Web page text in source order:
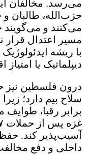
می‌رسد. مخالفان
حزب‌الله، طالبان
می‌کنند و می‌گویند
مسیر اعتدال قرار
با ریشه
دیپلماتیک یا
درون فلسطین نیز
سلاح بیم دارد؛
برابر رقبا،
آسیب‌پذیر کند.
داخلی و دفع